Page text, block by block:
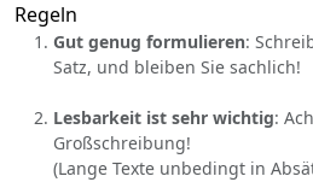
Regeln
Gut genug formulieren:
Satz, und bleiben Sie sachlich!
Lesbarkeit ist sehr wichtig:
Großschreibung!
(Lange Texte unbedingt in